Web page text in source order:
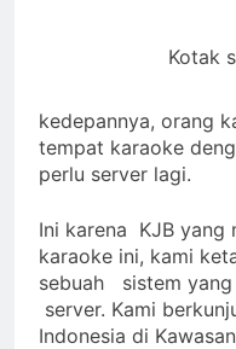
Kotak
kedepannya, orang
tempat karaoke
perlu server lagi.
Ini karena KJB yang
karaoke ini, kami
sebuah sistem
server. Kami
Indonesia di